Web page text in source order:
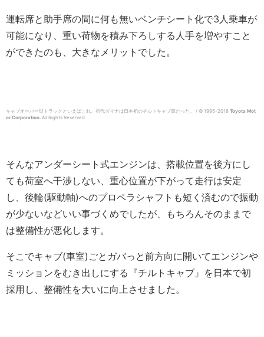
運転席と助手席の間に何も無いベンチシート化で3人乗車が
可能になり、重い荷物を積み下ろしする人手を増やすこと
ができたのも、大きなメリットでした。
キャブオーバー型トラックといえばこれ。初代ダイナは日本初のチルトキャブ車だった。 / © 1995-2018 Toyota Mot
or Corporation. All Rights Reserved.
そんなアンダーシート式エンジンは、搭載位置を後方にし
ても荷室へ干渉しない、重心位置が下がって走行は安定
し、後輪(駆動軸)へのプロペラシャフトも短く済むので振動
が少ないなどいい事づくめでしたが、もちろんそのままで
は整備性が悪化します。
そこでキャブ(車室)ごとガバっと前方向に開いてエンジンや
ミッションをむき出しにする『チルトキャブ』を日本で初
採用し、整備性を大いに向上させました。